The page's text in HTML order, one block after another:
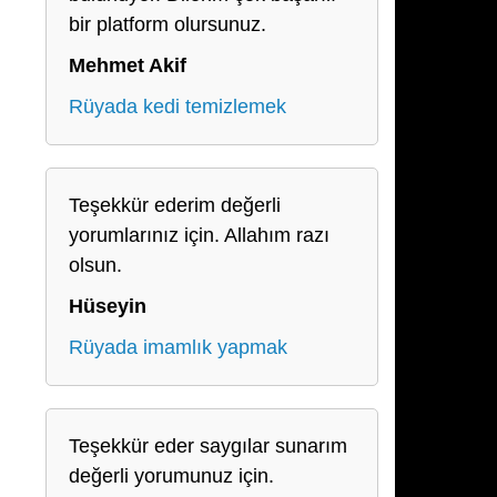
bir platform olursunuz.
Mehmet Akif
Rüyada kedi temizlemek
Teşekkür ederim değerli
yorumlarınız için. Allahım razı
olsun.
Hüseyin
Rüyada imamlık yapmak
Teşekkür eder saygılar sunarım
değerli yorumunuz için.